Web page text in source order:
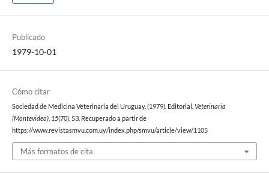
Publicado
1979-10-01
Cómo citar
Sociedad de Medicina Veterinaria del Uruguay. (1979). Editorial. Veterinaria
(Montevideo), 15(70), 53. Recuperado a partir de
https://www.revistasmvu.com.uy/index.php/smvu/article/view/1105
Más formatos de cita